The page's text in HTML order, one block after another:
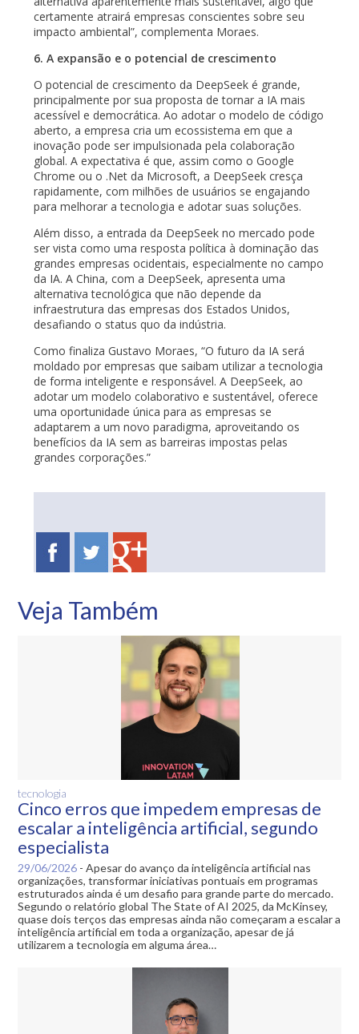
certamente atrairá empresas conscientes sobre seu
impacto ambiental”, complementa Moraes.
6. A expansão e o potencial de crescimento
O potencial de crescimento da DeepSeek é grande,
principalmente por sua proposta de tornar a IA mais
acessível e democrática. Ao adotar o modelo de código
aberto, a empresa cria um ecossistema em que a
inovação pode ser impulsionada pela colaboração
global. A expectativa é que, assim como o Google
Chrome ou o .Net da Microsoft, a DeepSeek cresça
rapidamente, com milhões de usuários se engajando
para melhorar a tecnologia e adotar suas soluções.
Além disso, a entrada da DeepSeek no mercado pode
ser vista como uma resposta política à dominação das
grandes empresas ocidentais, especialmente no campo
da IA. A China, com a DeepSeek, apresenta uma
alternativa tecnológica que não depende da
infraestrutura das empresas dos Estados Unidos,
desafiando o status quo da indústria.
Como finaliza Gustavo Moraes, “O futuro da IA será
moldado por empresas que saibam utilizar a tecnologia
de forma inteligente e responsável. A DeepSeek, ao
adotar um modelo colaborativo e sustentável, oferece
uma oportunidade única para as empresas se
adaptarem a um novo paradigma, aproveitando os
benefícios da IA sem as barreiras impostas pelas
grandes corporações.”
Veja Também
tecnologia
Cinco erros que impedem empresas de
escalar a inteligência artificial, segundo
especialista
29/06/2026 -Apesar do avanço da inteligência artificial nas
organizações, transformar iniciativas pontuais em programas
estruturados ainda é um desafio para grande parte do mercado.
Segundo o relatório global The State of AI 2025, da McKinsey,
quase dois terços das empresas ainda não começaram a escalar a
inteligência artificial em toda a organização, apesar de já
utilizarem a tecnologia em alguma área…